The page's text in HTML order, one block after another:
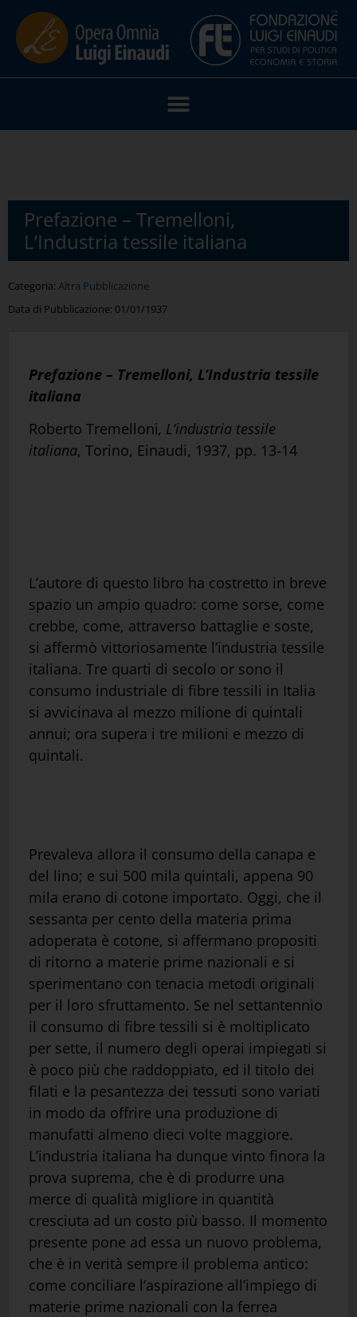
Prefazione – Tremelloni,
L’Industria tessile italiana
Categoria: Altra Pubblicazione
Data di Pubblicazione: 01/01/1937
Prefazione – Tremelloni, L’Industria tessile
italiana
Roberto Tremelloni, L’industria tessile
italiana, Torino, Einaudi, 1937, pp. 13-14
L’autore di questo libro ha costretto in breve
spazio un ampio quadro: come sorse, come
crebbe, come, attraverso battaglie e soste,
si affermò vittoriosamente l’industria tessile
italiana. Tre quarti di secolo or sono il
consumo industriale di fibre tessili in Italia
si avvicinava al mezzo milione di quintali
annui; ora supera i tre milioni e mezzo di
quintali.
Prevaleva allora il consumo della canapa e
del lino; e sui 500 mila quintali, appena 90
mila erano di cotone importato. Oggi, che il
sessanta per cento della materia prima
adoperata è cotone, si affermano propositi
di ritorno a materie prime nazionali e si
sperimentano con tenacia metodi originali
per il loro sfruttamento. Se nel settantennio
il consumo di fibre tessili si è moltiplicato
per sette, il numero degli operai impiegati si
è poco più che raddoppiato, ed il titolo dei
filati e la pesantezza dei tessuti sono variati
in modo da offrire una produzione di
manufatti almeno dieci volte maggiore.
L’industria italiana ha dunque vinto finora la
prova suprema, che è di produrre una
merce di qualità migliore in quantità
cresciuta ad un costo più basso. Il momento
presente pone ad essa un nuovo problema,
che è in verità sempre il problema antico:
come conciliare l’aspirazione all’impiego di
materie prime nazionali con la ferrea